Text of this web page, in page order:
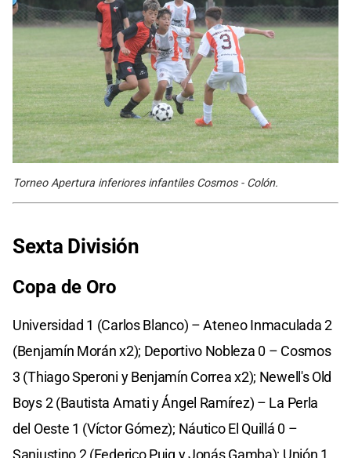
Torneo Apertura inferiores infantiles Cosmos - Colón.
Sexta División
Copa de Oro
Universidad 1 (Carlos Blanco) – Ateneo Inmaculada 2
(Benjamín Morán x2); Deportivo Nobleza 0 – Cosmos
3 (Thiago Speroni y Benjamín Correa x2); Newell's Old
Boys 2 (Bautista Amati y Ángel Ramírez) – La Perla
del Oeste 1 (Víctor Gómez); Náutico El Quillá 0 –
Sanjustino 2 (Federico Puig y Jonás Gamba); Unión 1